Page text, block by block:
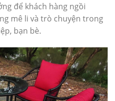
để khách hàng ngồi
mê li và trò chuyện trong
bạn bè.